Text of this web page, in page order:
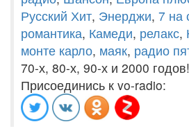
Русский Хит, Энерджи, 7 на
романтика, Камеди, релакс,
монте карло, маяк, радио
70-х, 80-х, 90-х и 2000 годов!
Присоединись к vo-radio: